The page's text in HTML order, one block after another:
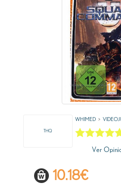
THQ
WHIMED
Ver
10.18€